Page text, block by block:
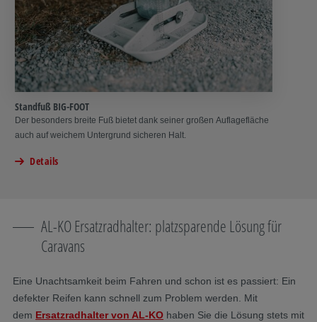
Standfuß BIG-FOOT
Der besonders breite Fuß bietet dank seiner großen Auflagefläche
auch auf weichem Untergrund sicheren Halt.
Details
AL-KO Ersatzradhalter: platzsparende Lösung für
Caravans
Eine Unachtsamkeit beim Fahren und schon ist es passiert: Ein
defekter Reifen kann schnell zum Problem werden. Mit
dem Ersatzradhalter von AL-KO haben Sie die Lösung stets mit